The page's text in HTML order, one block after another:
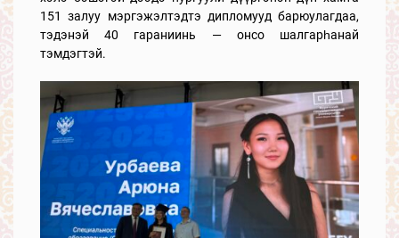
151 залуу мэргэжэлтэдтэ дипломууд барюулагдаа,
тэдэнэй 40 гараниинь — онсо шалгарһанай
тэмдэгтэй.